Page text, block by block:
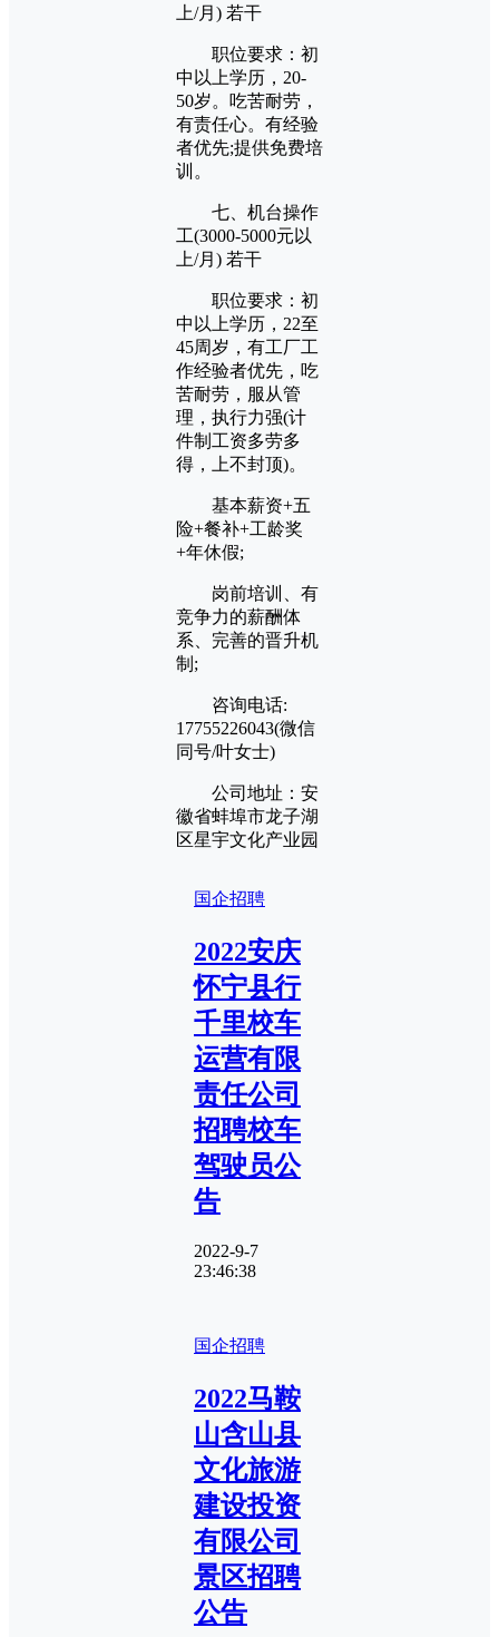
上/月) 若干
职位要求：初
中以上学历，20-
50岁。吃苦耐劳，
有责任心。有经验
者优先;提供免费培
训。
七、机台操作
工(3000-5000元以
上/月) 若干
职位要求：初
中以上学历，22至
45周岁，有工厂工
作经验者优先，吃
苦耐劳，服从管
理，执行力强(计
件制工资多劳多
得，上不封顶)。
基本薪资+五
险+餐补+工龄奖
+年休假;
岗前培训、有
竞争力的薪酬体
系、完善的晋升机
制;
咨询电话:
17755226043(微信
同号/叶女士)
公司地址：安
徽省蚌埠市龙子湖
区星宇文化产业园
国企招聘
2022安庆
怀宁县行
千里校车
运营有限
责任公司
招聘校车
驾驶员公
告
2022-9-7
23:46:38
国企招聘
2022马鞍
山含山县
文化旅游
建设投资
有限公司
景区招聘
公告